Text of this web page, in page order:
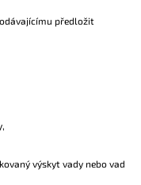
předložit
výskyt vady nebo vad